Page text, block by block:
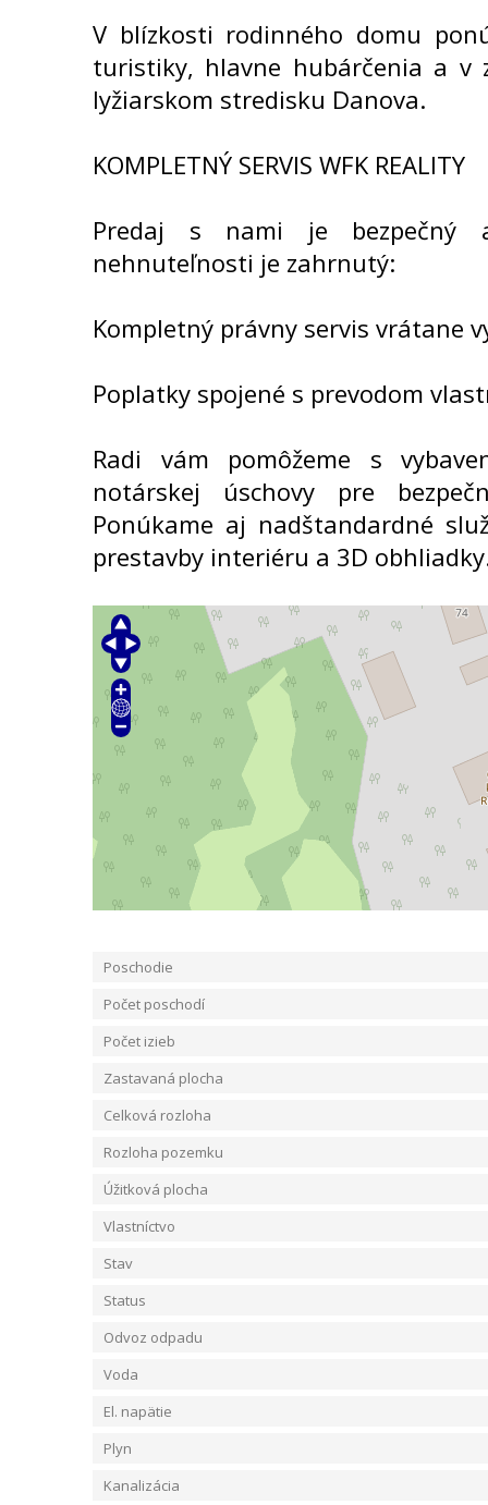
V blízkosti rodinného domu
turistiky, hlavne hubárčenia a v
lyžiarskom stredisku Danova.
KOMPLETNÝ SERVIS WFK REALITY
Predaj s nami je bezpečný
nehnuteľnosti je zahrnutý:
Kompletný právny servis vrátane
Poplatky spojené s prevodom
Radi vám pomôžeme s
notárskej úschovy pre
Ponúkame aj nadštandardné
prestavby interiéru a 3D
Poschodie
Počet poschodí
Počet izieb
Zastavaná plocha
Celková rozloha
Rozloha pozemku
Úžitková plocha
Vlastníctvo
Stav
Status
Odvoz odpadu
Voda
El. napätie
Plyn
Kanalizácia